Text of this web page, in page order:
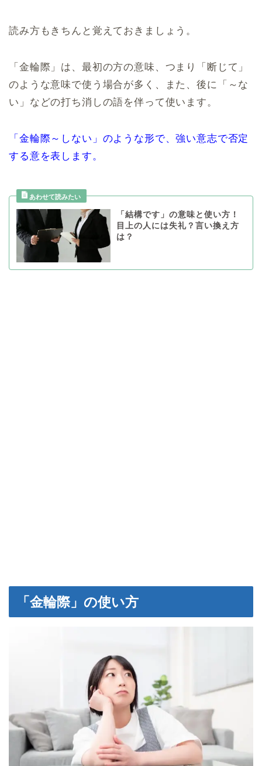
読み方もきちんと覚えておきましょう。
「金輪際」は、最初の方の意味、つまり「断じて」
のような意味で使う場合が多く、また、後に「～な
い」などの打ち消しの語を伴って使います。
「金輪際～しない」のような形で、強い意志で否定
する意を表します。
「結構です」の意味と使い方！
目上の人には失礼？言い換え方
は？
「金輪際」の使い方